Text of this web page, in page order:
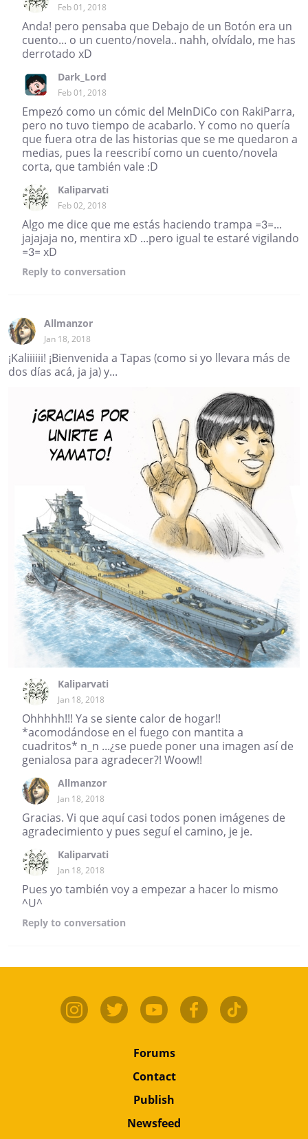
Feb 01, 2018
Anda! pero pensaba que Debajo de un Botón era un
cuento... o un cuento/novela.. nahh, olvídalo, me has
derrotado xD
Dark_Lord
Feb 01, 2018
Empezó como un cómic del MeInDiCo con RakiParra,
pero no tuvo tiempo de acabarlo. Y como no quería
que fuera otra de las historias que se me quedaron a
medias, pues la reescribí como un cuento/novela
corta, que también vale :D
Kaliparvati
Feb 02, 2018
Algo me dice que me estás haciendo trampa =3=...
jajajaja no, mentira xD ...pero igual te estaré vigilando
=3= xD
Reply to conversation
Allmanzor
Jan 18, 2018
¡Kaliiiiii! ¡Bienvenida a Tapas (como si yo llevara más de
dos días acá, ja ja) y...
Kaliparvati
Jan 18, 2018
Ohhhhh!!! Ya se siente calor de hogar!!
*acomodándose en el fuego con mantita a
cuadritos* n_n ...¿se puede poner una imagen así de
genialosa para agradecer?! Woow!!
Allmanzor
Jan 18, 2018
Gracias. Vi que aquí casi todos ponen imágenes de
agradecimiento y pues seguí el camino, je je.
Kaliparvati
Jan 18, 2018
Pues yo también voy a empezar a hacer lo mismo
^U^
Reply to conversation
Forums
Contact
Publish
Newsfeed